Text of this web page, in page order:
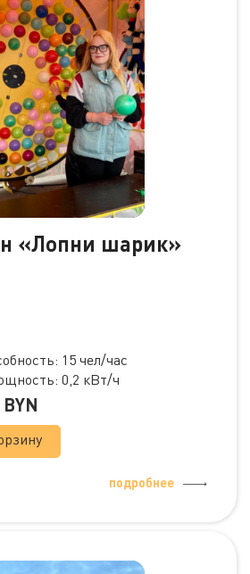
«Лопни шарик»
15 чел/час
0,2 кВт/ч
BYN
подробнее